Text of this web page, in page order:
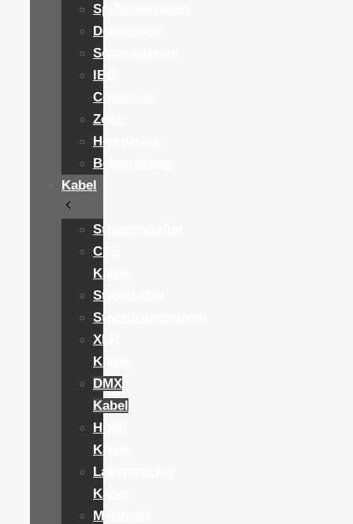
Spülmaschinen
Dekoration
Schankgeräte
IBC
Container
Zelte
Heizgeräte
Beleuchtung
Kabel
Stromverteiler
CEE
Kabel
Stromkabel
Steckdosenleisten
XLR
Kabel
DMX
Kabel
HDMI
Kabel
Lautsprecher
Kabel
Multicore